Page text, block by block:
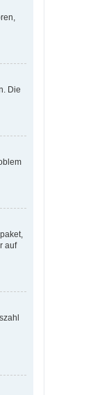
Die
auf